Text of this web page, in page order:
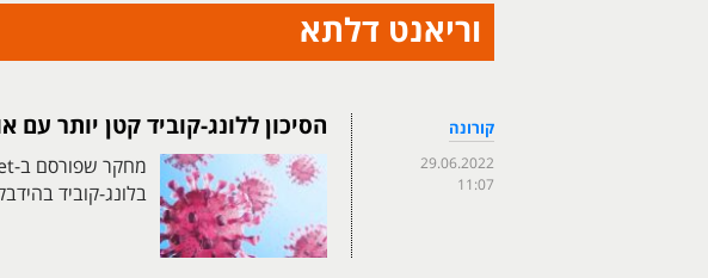
וריאנט דלתא
קורונה
29.06.2022
11:07
הסיכון ללונג-קוביד קטן יותר עם
בלונג-קוביד